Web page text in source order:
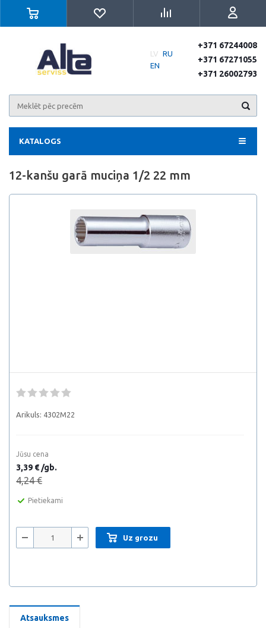
LV RU
EN
+371 67244008
+371 67271055
+371 26002793
KATALOGS
12-kanšu garā muciņa 1/2 22 mm
Arikuls: 4302M22
Jūsu cena
3,39 € /gb.
4,24 €
Pietiekami
Uz grozu
Atsauksmes